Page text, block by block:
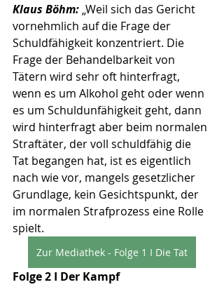
Klaus Böhm: „Weil sich das Gericht
vornehmlich auf die Frage der
Schuldfähigkeit konzentriert. Die
Frage der Behandelbarkeit von
Tätern wird sehr oft hinterfragt,
wenn es um Alkohol geht oder wenn
es um Schuldunfähigkeit geht, dann
wird hinterfragt aber beim normalen
Straftäter, der voll schuldfähig die
Tat begangen hat, ist es eigentlich
nach wie vor, mangels gesetzlicher
Grundlage, kein Gesichtspunkt, der
im normalen Strafprozess eine Rolle
spielt.
Zur Mediathek - Folge 1 I Die Tat
Folge 2 I Der Kampf